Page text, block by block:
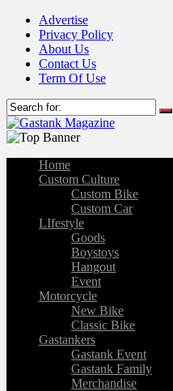
Advertise
Privacy Policy
About Us
Contact Us
Term Of Use
Home
Custom Culture
Custom Bike
Custom Car
LIfestyle
Goods
Boystoys
Hangout
Event
Motorcycle
New Bike
Classic Bike
Gastankers
Gastank Event
Gastank Family
Merchandise